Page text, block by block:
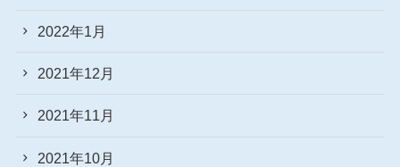
2022年1月
2021年12月
2021年11月
2021年10月